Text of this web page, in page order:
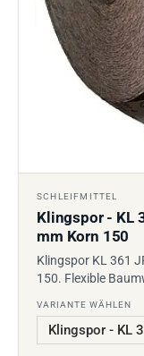
SCHLEIFMITTEL
Klingspor - KL
mm Korn 150
Klingspor KL 361
150. Flexible
VARIANTE WÄHLEN